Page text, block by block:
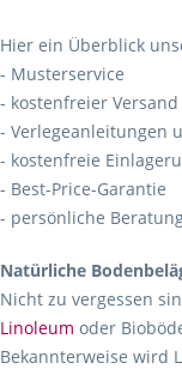
Hier ein Überblick
- Musterservice
- kostenfreier
- Verlegeanleitungen
- kostenfreie
- Best-Price-Garantie
- persönliche
Natürliche
Nicht zu vergessen
Linoleum oder
Bekannterweise wird